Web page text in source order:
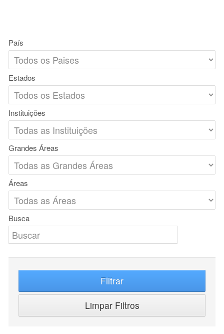
País
Estados
Instituições
Grandes Áreas
Áreas
Busca
Filtrar
Limpar Filtros